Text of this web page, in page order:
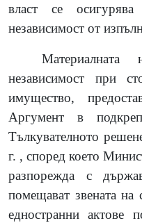
власт се
независимост от
Материалната
независимост при
имущество,
Аргумент в
Тълкувателното
г. , според което
разпорежда с
помещават звената на
едностранни актове